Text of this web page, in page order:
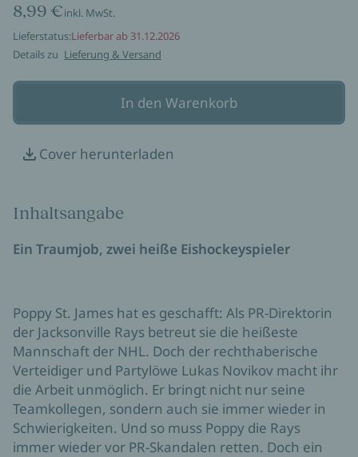
8,99 €inkl. MwSt.
Lieferstatus:Lieferbar ab 31.12.2026
Details zu Lieferung & Versand
In den Warenkorb
Cover herunterladen
Inhaltsangabe
Ein Traumjob, zwei heiße Eishockeyspieler
Poppy St. James hat es geschafft: Als PR-Direktorin
der Jacksonville Rays betreut sie die heißeste
Mannschaft der NHL. Doch der rechthaberische
Verteidiger und Partylöwe Lukas Novikov macht ihr
die Arbeit unmöglich. Er bringt nicht nur seine
Teamkollegen, sondern auch sie immer wieder in
Schwierigkeiten. Und so muss Poppy die Rays
immer wieder vor PR-Skandalen retten. Doch ein